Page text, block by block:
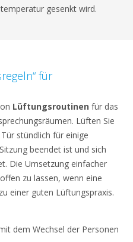
gesenkt wird.
für
Lüftungsroutinen für das
Lüften Sie
stündlich für einige
beendet ist und sich
Die Umsetzung einfacher
zu lassen, wenn eine
einer guten Lüftungspraxis.
dem Wechsel der Personen